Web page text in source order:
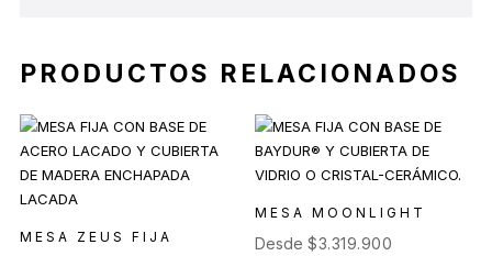
PRODUCTOS RELACIONADOS
MESA ZEUS FIJA
MESA MOONLIGHT
Desde$3.319.900